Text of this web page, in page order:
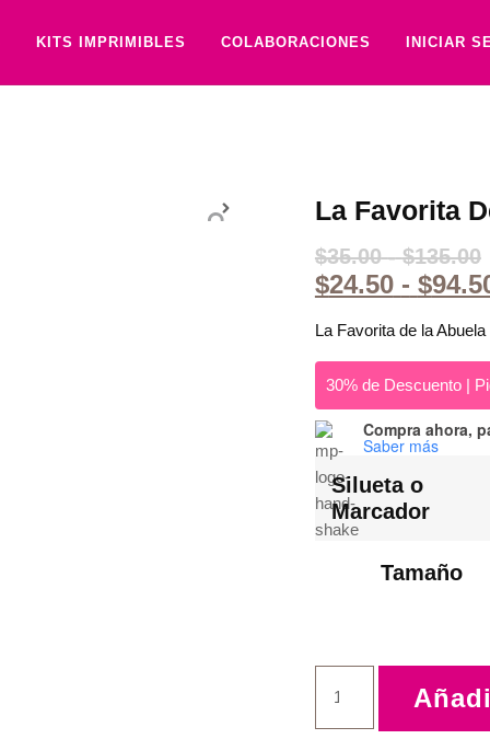
KITS IMPRIMIBLES COLABORACIONES INICIAR
La Favorita
$35.00 - $135.00
$24.50 - $
La Favorita de la Abuela
30% de Descuento |
Compra ahora,
Saber más
Silueta o
Marcador
Tamaño